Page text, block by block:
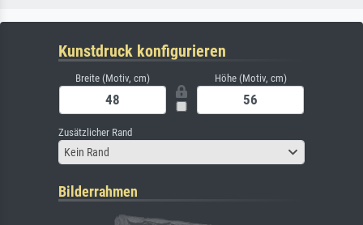
Kunstdruck konfigurieren
Breite (Motiv, cm) Höhe (Motiv, cm)
Zusätzlicher Rand
Kein Rand
Bilderrahmen